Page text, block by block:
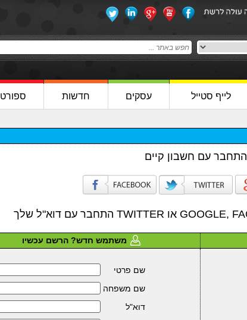
לייף סטייל עסקים חדשות ספורט
התחבר עם חשבון קיים
משתמש חדש? הרשם עכשיו
שם פרטי
שם משפחה
דוא"ל